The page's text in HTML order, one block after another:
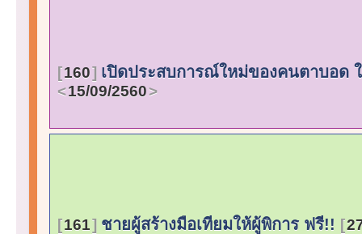
160 เปิดประสบการณ์ใหม่ของคนตาบอด
15/09/2560
161 ชายผู้สร้างมือเทียมให้ผู้พิการ ฟรี!!